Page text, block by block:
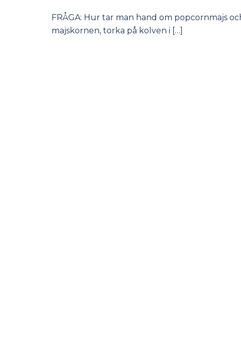
FRÅGA: Hur tar man hand om popcornmajs
majskornen, torka på kolven i […]